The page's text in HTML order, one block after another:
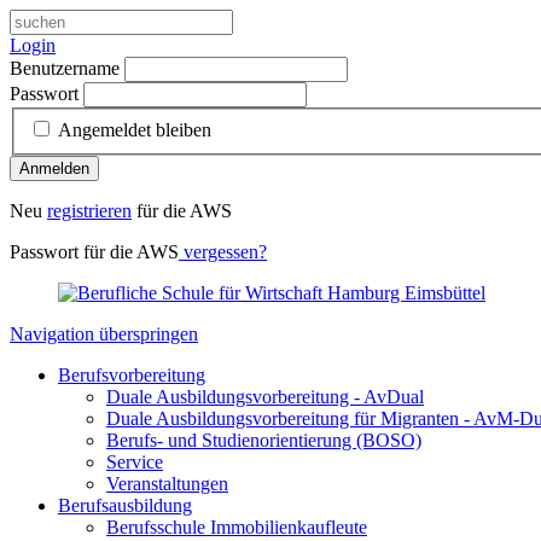
Login
Benutzername
Passwort
Angemeldet bleiben
Anmelden
Neu registrieren für die AWS
Passwort für die AWS vergessen?
Navigation überspringen
Berufsvorbereitung
Duale Ausbildungsvorbereitung - AvDual
Duale Ausbildungsvorbereitung für Migranten - AvM-
Berufs- und Studienorientierung (BOSO)
Service
Veranstaltungen
Berufsausbildung
Berufsschule Immobilienkaufleute